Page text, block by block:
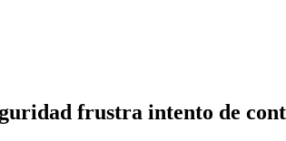
frustra intento de